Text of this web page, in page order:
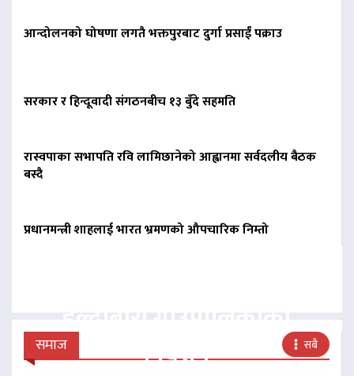
आन्दोलनको घोषणा लगतै भक्तपुरबाट दुर्गा प्रसाईं पक्राउ
सरकार र हिन्दूवादी संगठनबीच १३ बुँदे सहमति
रास्वपाका सभापति रवि लामिछानेको आह्वानमा सर्वदलीय बैठक
बस्दै
प्रधानमन्त्री शाहलाई भारत भ्रमणको औपचारिक निम्तो
समाज सबै
बिना दर्ता सञ्चालित
निर्देशन